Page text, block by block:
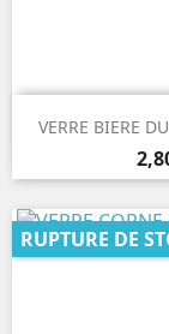

VERRE BIERE
RUPTURE DE